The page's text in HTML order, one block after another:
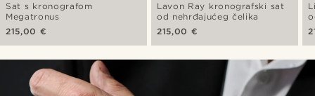
Sat s kronografom
Megatronus
215,00 €
Lavon Ray kronografski sat
od nehrđajućeg čelika
215,00 €